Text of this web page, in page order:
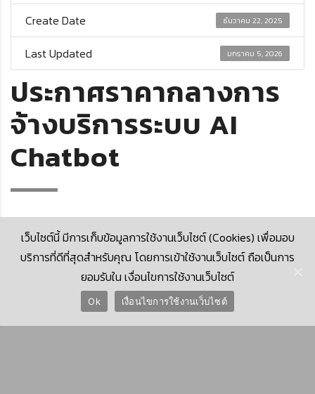
Create Date ธันวาคม 22, 2025
Last Updated มกราคม 5, 2026
ประกาศราคากลางการ
จ้างบริการระบบ AI
Chatbot
© 2026 Krungthai Computer Services Co., Ltd. (KTCS)
เว็บไซต์นี้ มีการเก็บข้อมูลการใช้งานเว็บไซต์ (Cookies) เพื่อมอบ
บริการที่ดีที่สุดสำหรับคุณ โดยการเข้าใช้งานเว็บไซต์ ถือเป็นการ
ยอมรับใน เงื่อนไขการใช้งานเว็บไซต์
Ok เงื่อนไขการใช้งานเว็บไซต์